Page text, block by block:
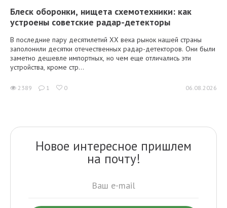
Блеск оборонки, нищета схемотехники: как
устроены советские радар-детекторы
В последние пару десятилетий XX века рынок нашей страны
заполонили десятки отечественных радар-детекторов. Они были
заметно дешевле импортных, но чем еще отличались эти
устройства, кроме стр...
2389 1 0 06.08.2026
Новое интересное пришлем
на почту!